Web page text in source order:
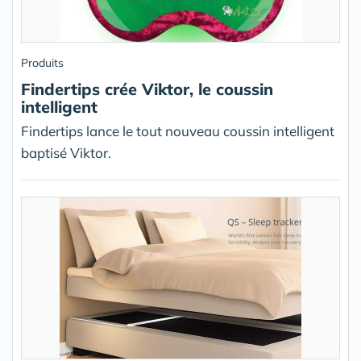
Produits
Findertips crée Viktor, le coussin
intelligent
Findertips lance le tout nouveau coussin intelligent
baptisé Viktor.